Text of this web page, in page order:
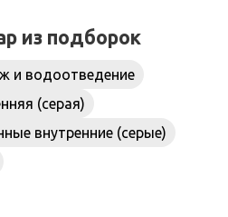
из подборок
и водоотведение
(серая)
внутренние (серые)